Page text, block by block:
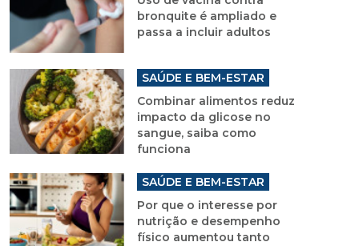
bronquite é ampliado e
passa a incluir adultos
SAÚDE E BEM-ESTAR
Combinar alimentos reduz
impacto da glicose no
sangue, saiba como
funciona
SAÚDE E BEM-ESTAR
Por que o interesse por
nutrição e desempenho
físico aumentou tanto